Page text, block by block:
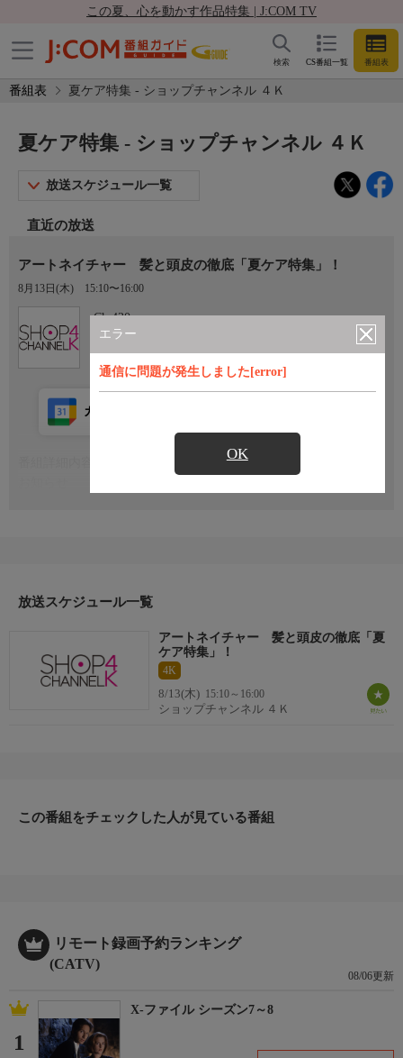
この夏、心を動かす作品特集 | J:COM TV
CS番組一覧 番組表
検索
番組表 夏ケア特集 - ショップチャンネル ４Ｋ
エラー
通信に問題が発生しました[error]
OK
夏ケア特集 - ショップチャンネル ４Ｋ
放送スケジュール一覧
直近の放送
アートネイチャー 髪と頭皮の徹底「夏ケア特集」！
8月13日(木) 15:10〜16:00
Ch.430
ショップチャンネル ４Ｋ
カレンダー登録
＊ライブ放送につき、番組および商品内容に変更が生じる場合も
ＨＰ：https://www.shopch.jp
放送スケジュール一覧
アートネイチャー 髪と頭皮の徹底「夏
ケア特集」！
4K
8/13(木) 15:10～16:00
ショップチャンネル ４Ｋ
この番組をチェックした人が見ている番組
リモート録画予約ランキング
(CATV)
08/06更新
1
X-ファイル シーズン7～8